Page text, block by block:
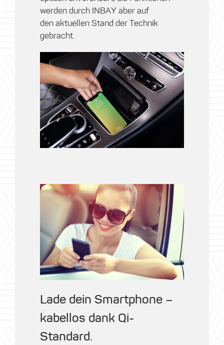
werden durch INBAY aber auf
den aktuellen Stand der Technik
gebracht.
Lade dein Smartphone –
kabellos dank Qi-
Standard.